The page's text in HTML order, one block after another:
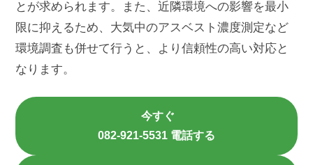
とが求められます。また、近隣環境への影響を最小
限に抑えるため、大気中のアスベスト濃度測定など
環境調査も併せて行うと、より信頼性の高い対応と
なります。
今すぐ
082-921-5531 電話する